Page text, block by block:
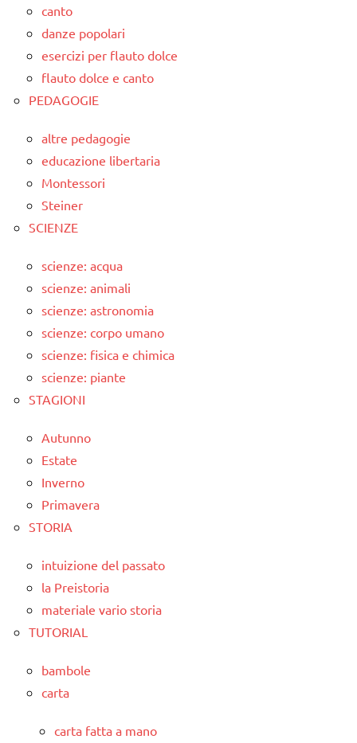
canto
danze popolari
esercizi per flauto dolce
flauto dolce e canto
PEDAGOGIE
altre pedagogie
educazione libertaria
Montessori
Steiner
SCIENZE
scienze: acqua
scienze: animali
scienze: astronomia
scienze: corpo umano
scienze: fisica e chimica
scienze: piante
STAGIONI
Autunno
Estate
Inverno
Primavera
STORIA
intuizione del passato
la Preistoria
materiale vario storia
TUTORIAL
bambole
carta
carta fatta a mano